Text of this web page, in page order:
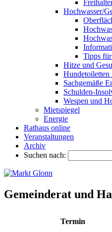
Hochwasser/
Tipps
Hitze und
Hundetoiletten
Sachgemäße
Schulden-
Wespen und
Mietspiegel
Energie
Rathaus online
Veranstaltungen
Archiv
Suchen nach:
Gemeinderat und
Termin